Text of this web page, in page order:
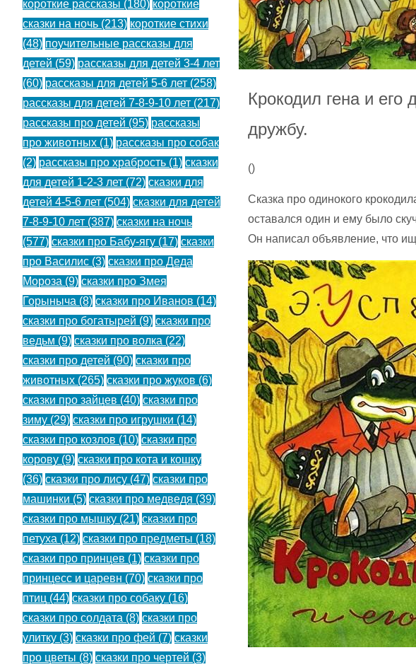
Крокодил гена и
дружбу.
()
Сказка про одинокого
оставался один и ему было
Он написал объявление, что
короткие рассказы (180) короткие
сказки на ночь (213) короткие стихи
(48) поучительные рассказы для
детей (59) рассказы для детей 3-4 лет
(60) рассказы для детей 5-6 лет (258)
рассказы для детей 7-8-9-10 лет (217)
рассказы про детей (95) рассказы
про животных (1) рассказы про собак
(2) рассказы про храбрость (1) сказки
для детей 1-2-3 лет (72) сказки для
детей 4-5-6 лет (504) сказки для детей
7-8-9-10 лет (387) сказки на ночь
(577) сказки про Бабу-ягу (17) сказки
про Василис (3) сказки про Деда
Мороза (9) сказки про Змея
Горыныча (8) сказки про Иванов (14)
сказки про богатырей (9) сказки про
ведьм (9) сказки про волка (22)
сказки про детей (90) сказки про
животных (265) сказки про жуков (6)
сказки про зайцев (40) сказки про
зиму (29) сказки про игрушки (14)
сказки про козлов (10) сказки про
корову (9) сказки про кота и кошку
(36) сказки про лису (47) сказки про
машинки (5) сказки про медведя (39)
сказки про мышку (21) сказки про
петуха (12) сказки про предметы (18)
сказки про принцев (1) сказки про
принцесс и царевн (70) сказки про
птиц (44) сказки про собаку (16)
сказки про солдата (8) сказки про
улитку (3) сказки про фей (7) сказки
про цветы (8) сказки про чертей (3)